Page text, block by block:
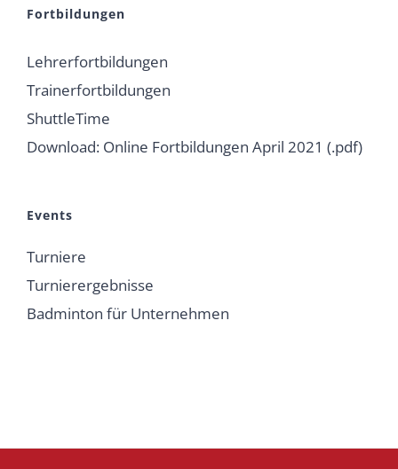
Fortbildungen
Lehrerfortbildungen
Trainerfortbildungen
ShuttleTime
Download: Online Fortbildungen April 2021 (.pdf)
Events
Turniere
Turnierergebnisse
Badminton für Unternehmen